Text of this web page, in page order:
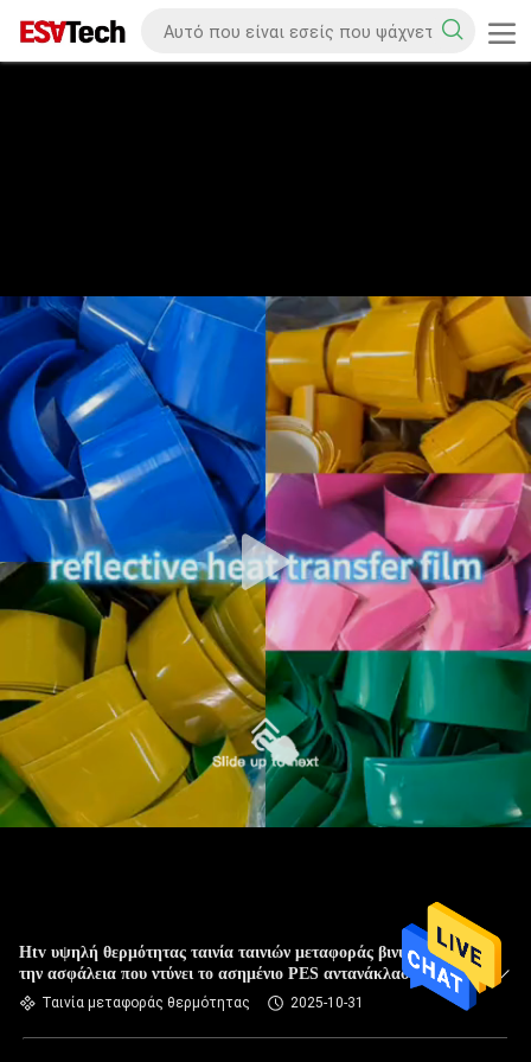
Htv υψηλή θερμότητας ταινία ταινιών μεταφοράς βινυλίου για
την ασφάλεια που ντύνει το ασημένιο PES αντανάκλασης
υλικόΤαινία μεταφοράς θερμότητας 2025-10-31